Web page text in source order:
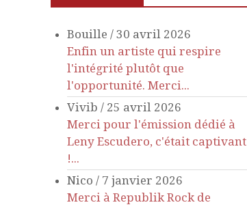
Bouille /30 avril 2026
Enfin un artiste qui respire
l'intégrité plutôt que
l'opportunité. Merci...
Vivib / 25 avril 2026
Merci pour l'émission dédié à
Leny Escudero, c'était captivant
!...
Nico / 7 janvier 2026
Merci à Republik Rock de